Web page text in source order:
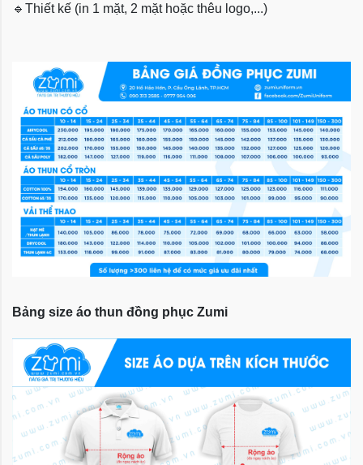
🔹 Thiết kế (in 1 mặt, 2 mặt hoặc thêu logo,...)
Bảng size áo thun đồng phục Zumi